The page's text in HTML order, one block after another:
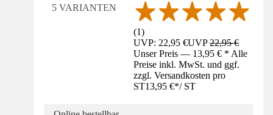
5 VARIANTEN
(1)
UVP: 22,95 €UVP22,95 €
Unser Preis — 13,95 € * Alle
Preise inkl. MwSt. und ggf.
zzgl. Versandkosten pro
ST13,95 €*/ ST